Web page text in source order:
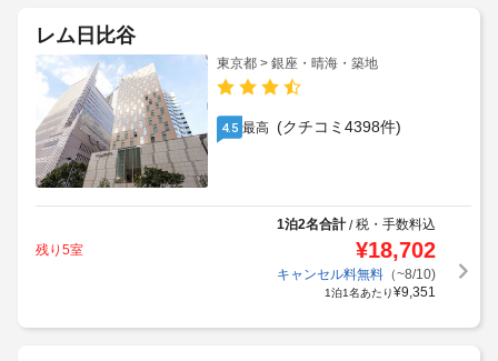
レム日比谷
東京都 > 銀座・晴海・築地
4.5 最高 (クチコミ4398件)
1泊2名合計/税・手数料込
残り5室
¥18,702
キャンセル料無料（~8/10)
1泊1名あたり¥9,351